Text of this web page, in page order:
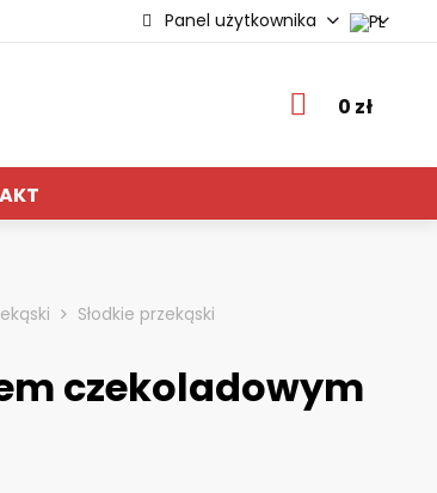
Panel użytkownika
0 zł
Słodkie przekąski
czekoladowym